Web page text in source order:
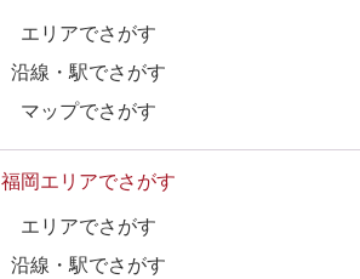
エリアでさがす
沿線・駅でさがす
マップでさがす
福岡エリアでさがす
エリアでさがす
沿線・駅でさがす